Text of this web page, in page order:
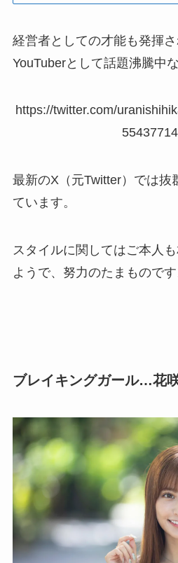
経営者としての才能も発揮
YouTuberとして話題沸騰中
https://twitter.com/
最新のX（元Twitter）では抜
ています。
スタイルに関してはご本人
ようで、努力のたまものです
ブレイキングガール…花